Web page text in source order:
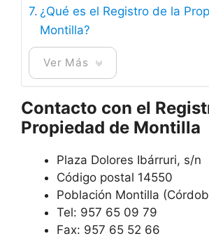
¿Qué es el Registro de la
Montilla?
Ver Más
Contacto con el
Propiedad de Montilla
Plaza Dolores Ibárruri, s/n
Código postal 14550
Población Montilla
Tel: 957 65 09 79
Fax: 957 65 52 66